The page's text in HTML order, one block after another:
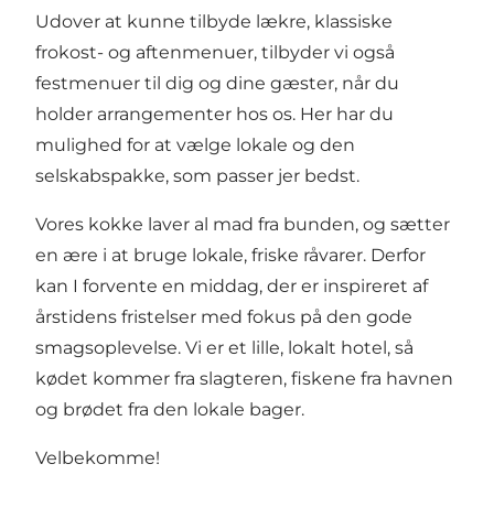
Udover at kunne tilbyde lækre, klassiske
frokost- og aftenmenuer, tilbyder vi også
festmenuer til dig og dine gæster, når du
holder arrangementer hos os. Her har du
mulighed for at vælge lokale og den
selskabspakke, som passer jer bedst.
Vores kokke laver al mad fra bunden, og sætter
en ære i at bruge lokale, friske råvarer. Derfor
kan I forvente en middag, der er inspireret af
årstidens fristelser med fokus på den gode
smagsoplevelse. Vi er et lille, lokalt hotel, så
kødet kommer fra slagteren, fiskene fra havnen
og brødet fra den lokale bager.
Velbekomme!